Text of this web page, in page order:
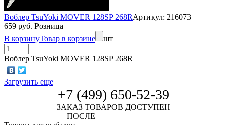
Воблер TsuYoki MOVER 128SP 268RАртикул: 216073
659 руб. Розница
В корзинуТовар в корзине шт
Воблер TsuYoki MOVER 128SP 268R
Загрузить еще
+7 (499) 650-52-39
ЗАКАЗ ТОВАРОВ ДОСТУПЕН
ПОСЛЕ